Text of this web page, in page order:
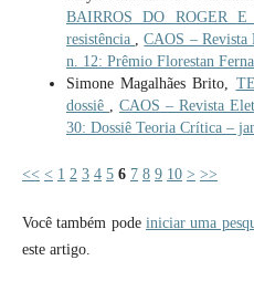
BAIRROS DO ROGER E
resistência
,CAOS – Revista
n. 12: Prêmio Florestan
Simone Magalhães Brito,
dossiê
CAOS – Revista
30: Dossiê Teoria Crítica –
<< < 1 2 3 4 5 6 7 8 9 10 > >>
Você também pode iniciar uma
este artigo.